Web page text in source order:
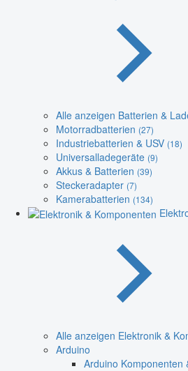
Alle anzeigen Batterien &
Motorradbatterien (27)
Industriebatterien & USV (18)
Universalladegeräte (9)
Akkus & Batterien (39)
Steckeradapter (7)
Kamerabatterien (134)
Alle anzeigen Elektronik &
Arduino
Arduino Komponenten